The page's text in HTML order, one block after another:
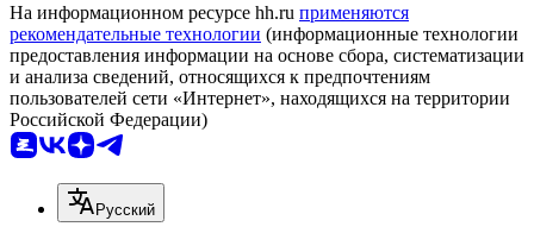
На информационном ресурсе hh.ru применяются
рекомендательные технологии (информационные технологии
предоставления информации на основе сбора, систематизации
и анализа сведений, относящихся к предпочтениям
пользователей сети «Интернет», находящихся на территории
Российской Федерации)
Русский